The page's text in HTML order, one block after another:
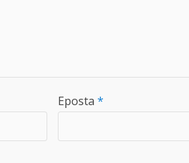
Eposta *